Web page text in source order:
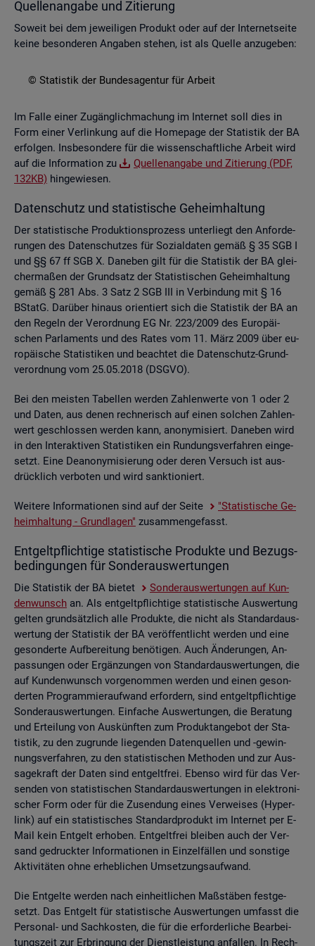
Quel­len­an­ga­be und Zi­tie­rung
So­weit bei dem je­wei­li­gen Pro­dukt oder auf der In­ter­net­sei­te
keine be­son­de­ren An­ga­ben ste­hen, ist als Quel­le an­zu­ge­ben:
© Sta­tis­tik der Bun­des­agen­tur für Ar­beit
Im Falle einer Zu­gäng­lich­ma­chung im In­ter­net soll dies in
Form einer Ver­lin­kung auf die Home­page der Sta­tis­tik der BA
er­fol­gen. Ins­be­son­de­re für die wis­sen­schaft­li­che Ar­beit wird
auf die In­for­ma­ti­on zu
Quel­len­an­ga­be und Zi­tie­rung (PDF,
132KB) hin­ge­wie­sen.
Da­ten­schutz und sta­tis­ti­sche Ge­heim­hal­tung
Der sta­tis­ti­sche Pro­duk­ti­ons­pro­zess un­ter­liegt den An­for­de­
run­gen des Da­ten­schut­zes für So­zi­al­da­ten gemäß § 35 SGB I
und §§ 67 ff SGB X. Da­ne­ben gilt für die Sta­tis­tik der BA glei­
cher­ma­ßen der Grund­satz der Sta­tis­ti­schen Ge­heim­hal­tung
gemäß § 281 Abs. 3 Satz 2 SGB III in Ver­bin­dung mit § 16
BStatG. Dar­über hin­aus ori­en­tiert sich die Sta­tis­tik der BA an
den Re­geln der Ver­ord­nung EG Nr. 223/2009 des Eu­ro­päi­
schen Par­la­ments und des Rates vom 11. März 2009 über eu­
ro­päi­sche Sta­tis­ti­ken und be­ach­tet die Da­ten­schutz-Grund­
ver­ord­nung vom 25.05.2018 (DSGVO).
Bei den meis­ten Ta­bel­len wer­den Zah­len­wer­te von 1 oder 2
und Daten, aus denen rech­ne­risch auf einen sol­chen Zah­len­
wert ge­schlos­sen wer­den kann, an­ony­mi­siert. Da­ne­ben wird
in den In­ter­ak­ti­ven Sta­tis­ti­ken ein Run­dungs­ver­fah­ren ein­ge­
setzt. Eine De­an­ony­mi­sie­rung oder deren Ver­such ist aus­
drück­lich ver­bo­ten und wird sank­tio­niert.
Wei­te­re In­for­ma­tio­nen sind auf der Seite
"Sta­tis­ti­sche Ge­
heim­hal­tung - Grund­la­gen" zu­sam­men­ge­fasst.
Ent­gelt­pflich­ti­ge sta­tis­ti­sche Pro­duk­te und Be­zugs­
be­din­gun­gen für Son­der­aus­wer­tun­gen
Die Sta­tis­tik der BA bie­tet
Son­der­aus­wer­tun­gen auf Kun­
den­wunsch an. Als ent­gelt­pflich­ti­ge sta­tis­ti­sche Aus­wer­tung
gel­ten grund­sätz­lich alle Pro­duk­te, die nicht als Stan­dard­aus­
wer­tung der Sta­tis­tik der BA ver­öf­fent­licht wer­den und eine
ge­son­der­te Auf­be­rei­tung be­nö­ti­gen. Auch Än­de­run­gen, An­
pas­sun­gen oder Er­gän­zun­gen von Stan­dard­aus­wer­tun­gen, die
auf Kun­den­wunsch vor­ge­nom­men wer­den und einen ge­son­
der­ten Pro­gram­mier­auf­wand er­for­dern, sind ent­gelt­pflich­ti­ge
Son­der­aus­wer­tun­gen. Ein­fa­che Aus­wer­tun­gen, die Be­ra­tung
und Er­tei­lung von Aus­künf­ten zum Pro­dukt­an­ge­bot der Sta­
tis­tik, zu den zu­grun­de lie­gen­den Da­ten­quel­len und -ge­win­
nungs­ver­fah­ren, zu den sta­tis­ti­schen Me­tho­den und zur Aus­
sa­ge­kraft der Daten sind ent­gelt­frei. Eben­so wird für das Ver­
sen­den von sta­tis­ti­schen Stan­dard­aus­wer­tun­gen in elek­tro­ni­
scher Form oder für die Zu­sen­dung eines Ver­wei­ses (Hy­per­
link) auf ein sta­tis­ti­sches Stan­dard­pro­dukt im In­ter­net per E-
Mail kein Ent­gelt er­ho­ben. Ent­gelt­frei blei­ben auch der Ver­
sand ge­druck­ter In­for­ma­tio­nen in Ein­zel­fäl­len und sons­ti­ge
Ak­ti­vi­tä­ten ohne er­heb­li­chen Um­set­zungs­auf­wand.
Die Ent­gel­te wer­den nach ein­heit­li­chen Maß­stä­ben fest­ge­
setzt. Das Ent­gelt für sta­tis­ti­sche Aus­wer­tun­gen um­fasst die
Per­so­nal- und Sach­kos­ten, die für die er­for­der­li­che Be­ar­bei­
tungs­zeit zur Er­brin­gung der Dienst­leis­tung an­fal­len. In Rech­